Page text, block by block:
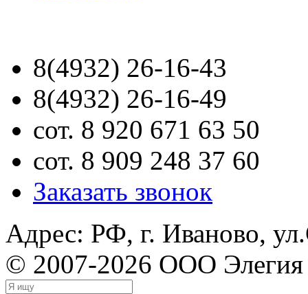
8(4932) 26-16-43
8(4932) 26-16-49
сот. 8 920 671 63 50
сот. 8 909 248 37 60
Заказать звонок
Адрес: РФ, г. Иваново,
© 2007-2026 ООО Элегия